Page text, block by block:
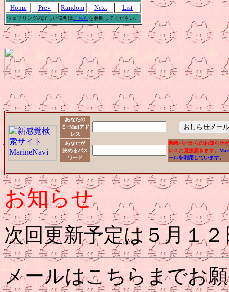
Home Prev Random Next List
ウェブリングの詳しい説明は こちらを参照してください。
あなたの
ＥｰMailアド
レス
あなたが
決めるパス
ワード
奈緒パパからのお知らせ
レスに直接届きます。
ールを利用しています。
お知らせ
次回更新予定は５月１
メールはこちらまでお